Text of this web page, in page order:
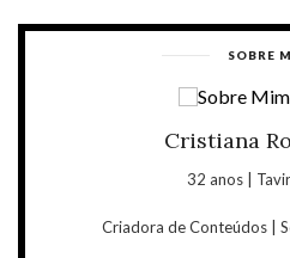
SOBRE
Cristiana
32 anos |
Criadora de Conteúdos |